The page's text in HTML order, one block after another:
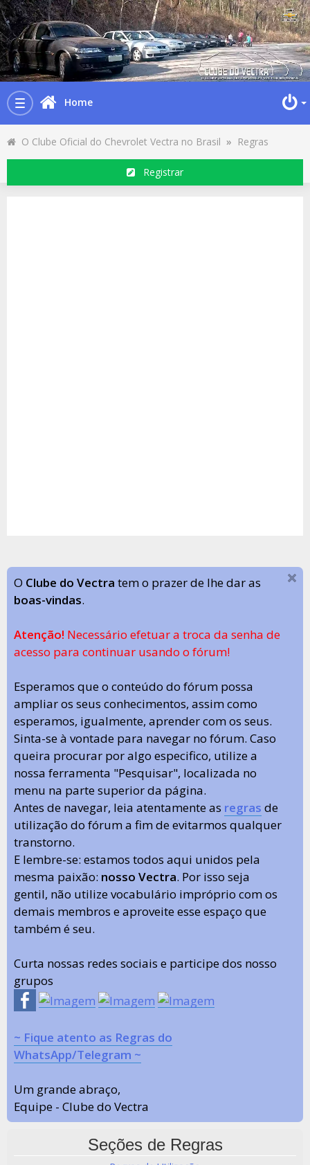
Toggle
navigation
Home
O Clube Oficial do Chevrolet Vectra no Brasil » Regras
Registrar
O Clube do Vectra tem o prazer de lhe dar as
boas-vindas.
Atenção! Necessário efetuar a troca da senha de
acesso para continuar usando o fórum!
Esperamos que o conteúdo do fórum possa
ampliar os seus conhecimentos, assim como
esperamos, igualmente, aprender com os seus.
Sinta-se à vontade para navegar no fórum. Caso
queira procurar por algo especifico, utilize a
nossa ferramenta "Pesquisar", localizada no
menu na parte superior da página.
Antes de navegar, leia atentamente as regras de
utilização do fórum a fim de evitarmos qualquer
transtorno.
E lembre-se: estamos todos aqui unidos pela
mesma paixão: nosso Vectra. Por isso seja
gentil, não utilize vocabulário impróprio com os
demais membros e aproveite esse espaço que
também é seu.
Curta nossas redes sociais e participe dos nosso
grupos
~ Fique atento as Regras do
WhatsApp/Telegram ~
Um grande abraço,
Equipe - Clube do Vectra
Seções de Regras